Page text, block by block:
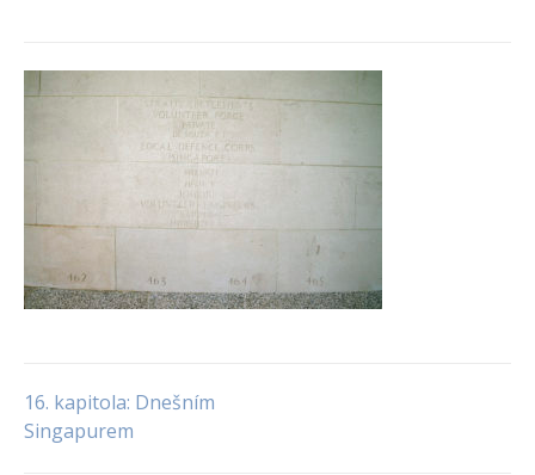
Navigace
16. kapitola: Dnešním
Singapurem